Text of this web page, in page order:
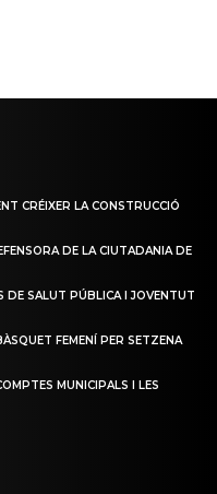
CRÉIXER LA CONSTRUCCIÓ
DE LA CIUTADANIA DE
DE SALUT PÚBLICA I JOVENTUT
FEMENÍ PER SETZENA
MUNICIPALS I LES